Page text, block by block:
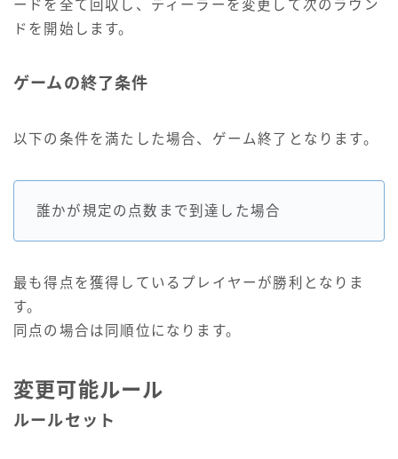
ードを全て回収し、ディーラーを変更して次のラウン
ドを開始します。
ゲームの終了条件
以下の条件を満たした場合、ゲーム終了となります。
誰かが規定の点数まで到達した場合
最も得点を獲得しているプレイヤーが勝利となりま
す。
同点の場合は同順位になります。
変更可能ルール
ルールセット